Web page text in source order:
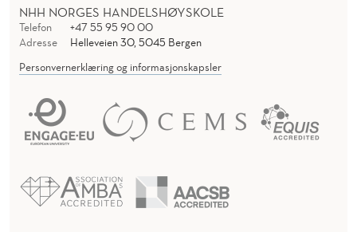
NHH NORGES HANDELSHØYSKOLE
Telefon
+47 55 95 90 00
Adresse
Helleveien 30, 5045 Bergen
Personvernerklæring og informasjonskapsler